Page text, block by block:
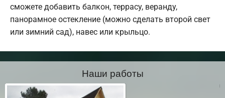
сможете добавить балкон, террасу, веранду,
панорамное остекление (можно сделать второй свет
или зимний сад), навес или крыльцо.
Наши работы